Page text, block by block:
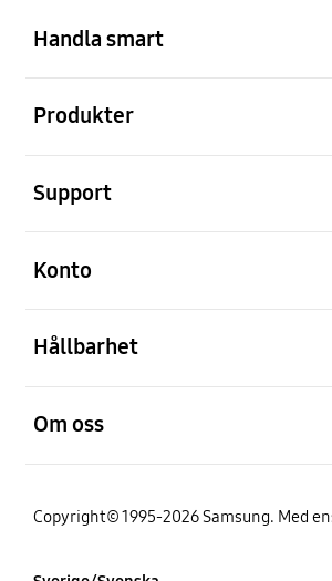
Handla smart
Produkter
Support
Konto
Hållbarhet
Om oss
Copyright© 1995-2026 Samsung. Med